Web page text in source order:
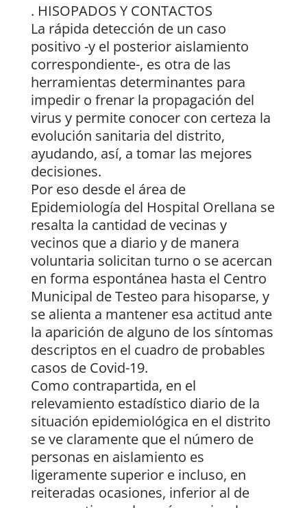
. HISOPADOS Y CONTACTOS
La rápida detección de un caso
positivo -y el posterior aislamiento
correspondiente-, es otra de las
herramientas determinantes para
impedir o frenar la propagación del
virus y permite conocer con certeza la
evolución sanitaria del distrito,
ayudando, así, a tomar las mejores
decisiones.
Por eso desde el área de
Epidemiología del Hospital Orellana se
resalta la cantidad de vecinas y
vecinos que a diario y de manera
voluntaria solicitan turno o se acercan
en forma espontánea hasta el Centro
Municipal de Testeo para hisoparse, y
se alienta a mantener esa actitud ante
la aparición de alguno de los síntomas
descriptos en el cuadro de probables
casos de Covid-19.
Como contrapartida, en el
relevamiento estadístico diario de la
situación epidemiológica en el distrito
se ve claramente que el número de
personas en aislamiento es
ligeramente superior e incluso, en
reiteradas ocasiones, inferior al de